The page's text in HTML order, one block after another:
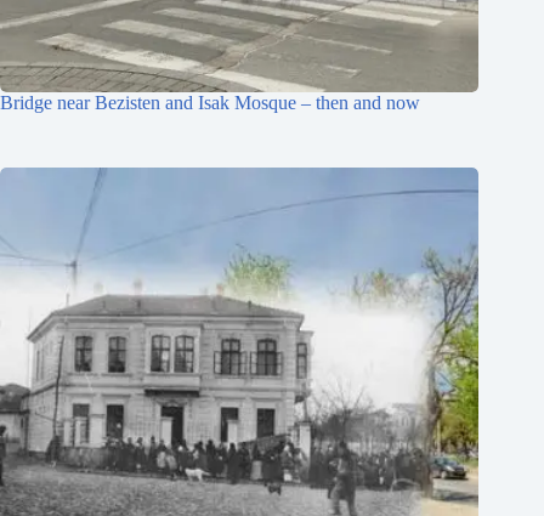
Bridge near Bezisten and Isak Mosque – then and now